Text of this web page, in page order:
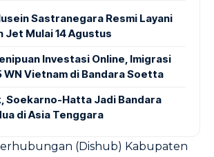
Sastranegara Resmi Layani
Jet Mulai 14 Agustus
Investasi Online, Imigrasi
Vietnam di Bandara Soetta
Soekarno-Hatta Jadi Bandara
di Asia Tenggara
(Dishub) Kabupaten